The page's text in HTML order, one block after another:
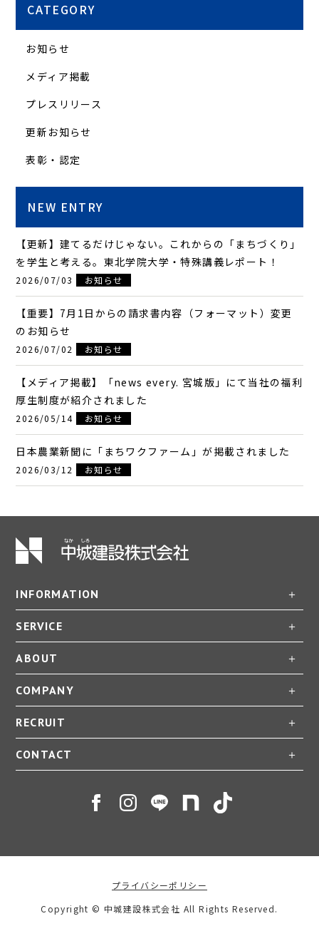
CATEGORY
お知らせ
メディア掲載
プレスリリース
更新お知らせ
表彰・認定
NEW ENTRY
【更新】建てるだけじゃない。これからの「まちづくり」
を学生と考える。東北学院大学・特殊講義レポート！
2026/07/03 お知らせ
【重要】7月1日からの請求書内容（フォーマット）変更
のお知らせ
2026/07/02 お知らせ
【メディア掲載】「news every. 宮城版」にて当社の福利
厚生制度が紹介されました
2026/05/14 お知らせ
日本農業新聞に「まちワクファーム」が掲載されました
2026/03/12 お知らせ
INFORMATION
SERVICE
ABOUT
COMPANY
RECRUIT
CONTACT
プライバシーポリシー
Copyright © 中城建設株式会社 All Rights Reserved.